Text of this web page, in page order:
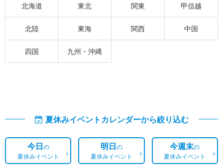
北海道 東北 関東 甲信越
北陸 東海 関西 中国
四国 九州・沖縄
夏休みイベントカレンダーから絞り込む
今日の
夏休みイベント
明日の
夏休みイベント
今週末の
夏休みイベント